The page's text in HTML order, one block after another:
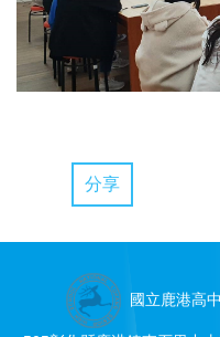
分享
國立鹿港高